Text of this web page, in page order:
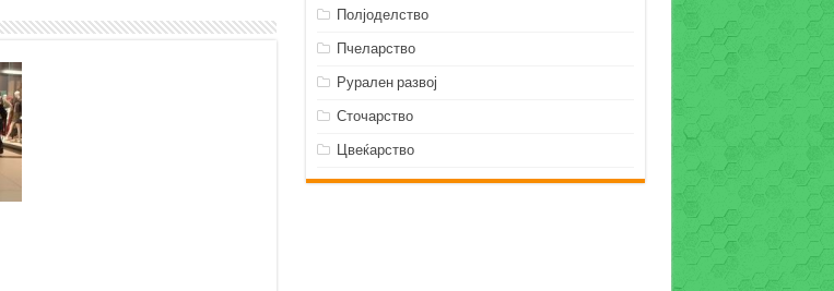
Полјоделство
Пчеларство
Рурален развој
Сточарство
Цвеќарство